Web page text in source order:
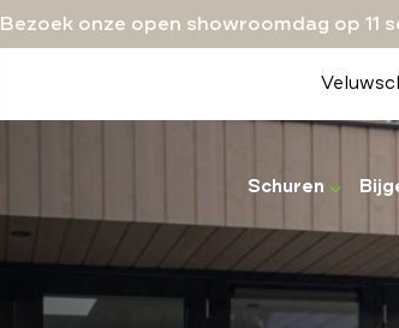
Bezoek onze open showroomdag op 11
Schuren